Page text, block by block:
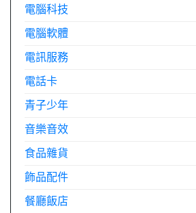
電腦科技
電腦軟體
電訊服務
電話卡
青子少年
音樂音效
食品雜貨
飾品配件
餐廳飯店